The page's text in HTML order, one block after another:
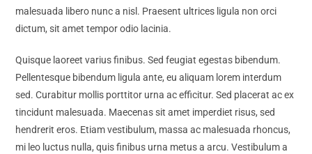
malesuada libero nunc a nisl. Praesent ultrices ligula non orci
dictum, sit amet tempor odio lacinia.
Quisque laoreet varius finibus. Sed feugiat egestas bibendum.
Pellentesque bibendum ligula ante, eu aliquam lorem interdum
sed. Curabitur mollis porttitor urna ac efficitur. Sed placerat ac ex
tincidunt malesuada. Maecenas sit amet imperdiet risus, sed
hendrerit eros. Etiam vestibulum, massa ac malesuada rhoncus,
mi leo luctus nulla, quis finibus urna metus a arcu. Vestibulum a